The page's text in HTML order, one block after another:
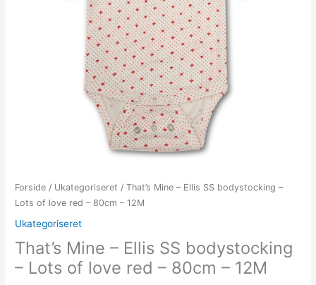
Forside / Ukategoriseret / That’s Mine – Ellis SS bodystocking –
Lots of love red – 80cm – 12M
Ukategoriseret
That’s Mine – Ellis SS bodystocking
– Lots of love red – 80cm – 12M